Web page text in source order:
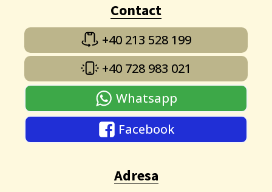
Contact
+40 213 528 199
+40 728 983 021
Whatsapp
Facebook
Adresa